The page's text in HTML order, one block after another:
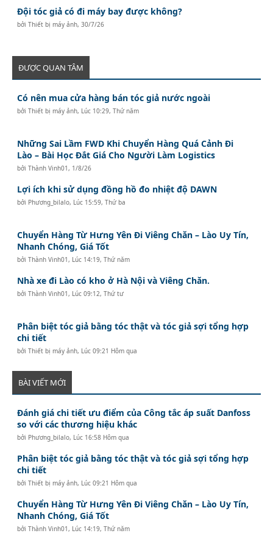
Đội tóc giả có đi máy bay được không?
bởiThiết bị máy ảnh,30/7/26
ĐƯỢC QUAN TÂM
Có nên mua cửa hàng bán tóc giả nước ngoài
bởiThiết bị máy ảnh, Lúc 10:29, Thứ năm
Những Sai Lầm FWD Khi Chuyển Hàng Quá Cảnh Đi
Lào – Bài Học Đắt Giá Cho Người Làm Logistics
bởiThành Vinh01 , 1/8/26
Lợi ích khi sử dụng đồng hồ đo nhiệt độ DAWN
bởi Phương_bilalo, Lúc 15:59, Thứ ba
Chuyển Hàng Từ Hưng Yên Đi Viêng Chăn – Lào Uy Tín,
Nhanh Chóng, Giá Tốt
bởiThành Vinh01 , Lúc 14:19, Thứ năm
Nhà xe đi Lào có kho ở Hà Nội và Viêng Chăn.
bởiThành Vinh01 , Lúc 09:12, Thứ tư
Phân biệt tóc giả bằng tóc thật và tóc giả sợi tổng hợp
chi tiết
bởiThiết bị máy ảnh, Lúc 09:21 Hôm qua
BÀI VIẾT MỚI
Đánh giá chi tiết ưu điểm của Công tắc áp suất Danfoss
so với các thương hiệu khác
bởi Phương_bilalo, Lúc 16:58 Hôm qua
Phân biệt tóc giả bằng tóc thật và tóc giả sợi tổng hợp
chi tiết
bởiThiết bị máy ảnh, Lúc 09:21 Hôm qua
Chuyển Hàng Từ Hưng Yên Đi Viêng Chăn – Lào Uy Tín,
Nhanh Chóng, Giá Tốt
bởiThành Vinh01 , Lúc 14:19, Thứ năm